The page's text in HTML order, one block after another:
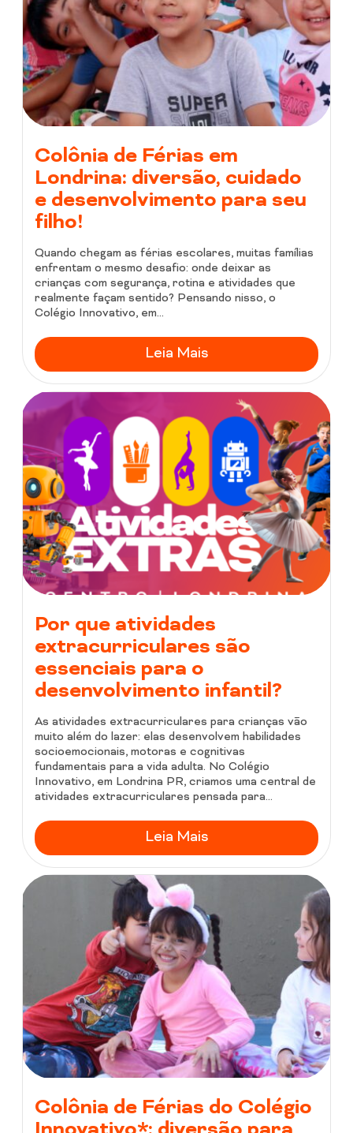
Colônia de Férias em
Londrina: diversão, cuidado
e desenvolvimento para seu
filho!
Quando chegam as férias escolares, muitas famílias
enfrentam o mesmo desafio: onde deixar as
crianças com segurança, rotina e atividades que
realmente façam sentido? Pensando nisso, o
Colégio Innovativo, em...
Leia Mais
Por que atividades
extracurriculares são
essenciais para o
desenvolvimento infantil?
As atividades extracurriculares para crianças vão
muito além do lazer: elas desenvolvem habilidades
socioemocionais, motoras e cognitivas
fundamentais para a vida adulta. No Colégio
Innovativo, em Londrina PR, criamos uma central de
atividades extracurriculares pensada para...
Leia Mais
Colônia de Férias do Colégio